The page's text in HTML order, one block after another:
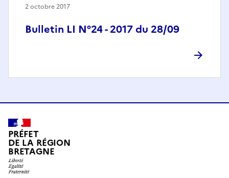
Bulletin LI N°24 - 2017 du 28/09
2 octobre 2017
PRÉFET
DE LA RÉGION
BRETAGNE